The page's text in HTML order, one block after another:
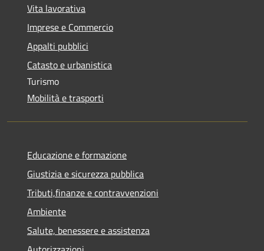
Vita lavorativa
Imprese e Commercio
Appalti pubblici
Catasto e urbanistica
Turismo
Mobilità e trasporti
Educazione e formazione
Giustizia e sicurezza pubblica
Tributi,finanze e contravvenzioni
Ambiente
Salute, benessere e assistenza